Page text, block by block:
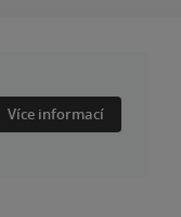
Více informací